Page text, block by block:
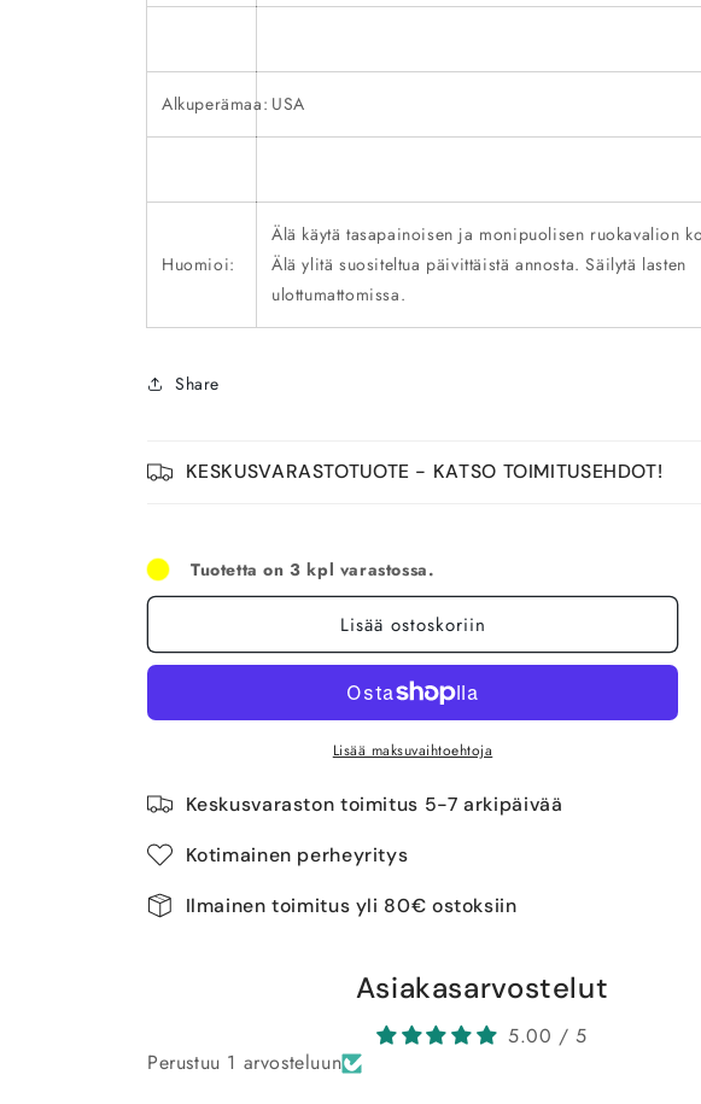
Alkuperämaa: USA
Huomioi:
Älä käytä tasapainoisen ja monipuolisen ruokavalion
Älä ylitä suositeltua päivittäistä annosta. Säilytä lasten
ulottumattomissa.
Share
KESKUSVARASTOTUOTE - KATSO TOIMITUSEHDOT!
Tuotetta on 3 kpl varastossa.
Lisää ostoskoriin
Lisää maksuvaihtoehtoja
Keskusvaraston toimitus 5-7 arkipäivää
Kotimainen perheyritys
Ilmainen toimitus yli 80€ ostoksiin
Asiakasarvostelut
5.00 / 5
Perustuu 1 arvosteluun